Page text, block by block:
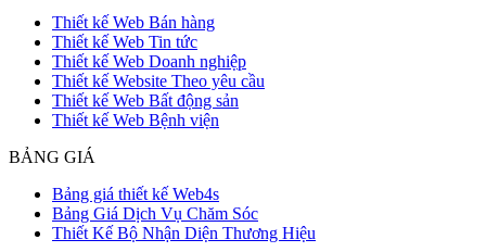
Thiết kế Web Bán hàng
Thiết kế Web Tin tức
Thiết kế Web Doanh nghiệp
Thiết kế Website Theo yêu cầu
Thiết kế Web Bất động sản
Thiết kế Web Bệnh viện
BẢNG GIÁ
Bảng giá thiết kế Web4s
Bảng Giá Dịch Vụ Chăm Sóc
Thiết Kế Bộ Nhận Diện Thương Hiệu